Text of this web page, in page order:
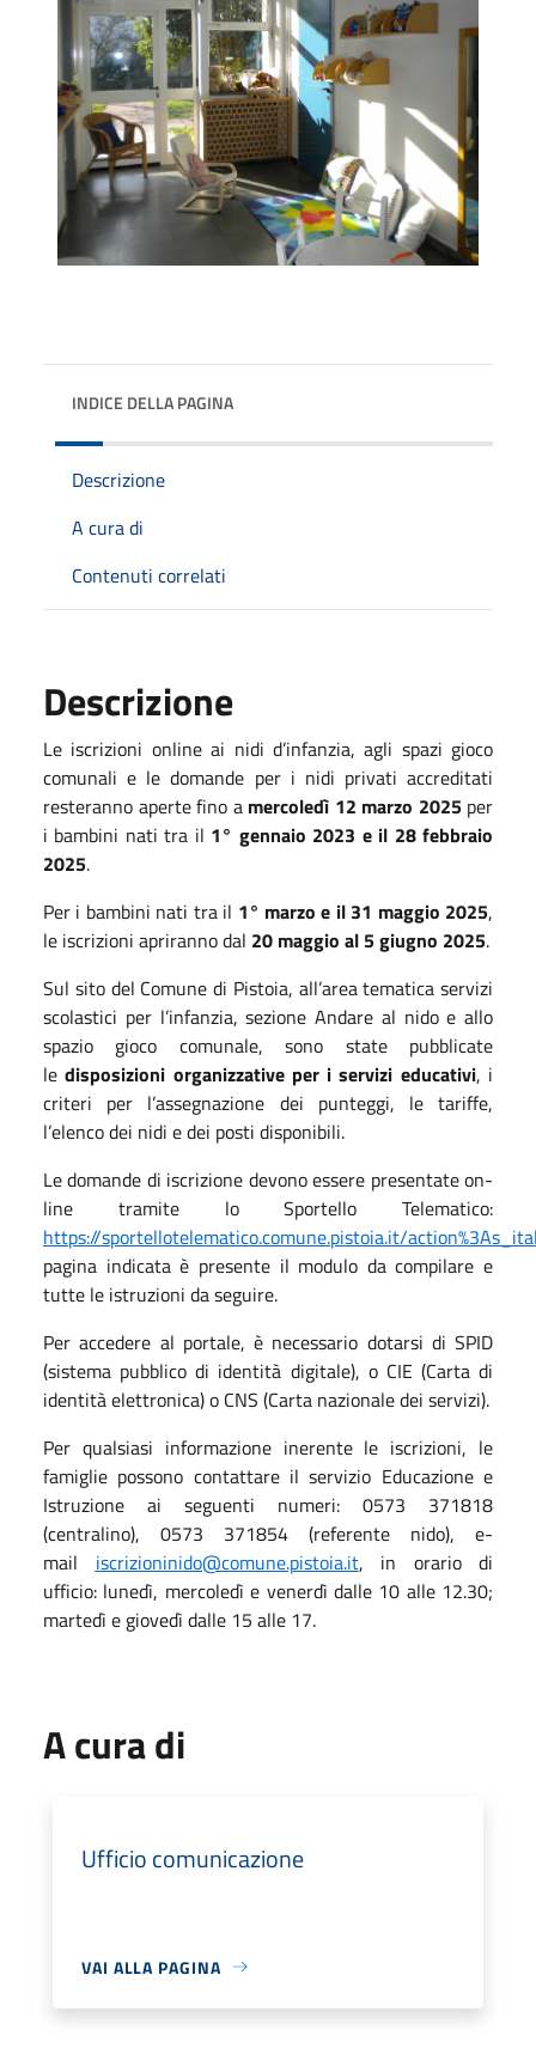
INDICE DELLA PAGINA
Descrizione
A cura di
Contenuti correlati
Descrizione
Le iscrizioni online ai nidi d’infanzia, agli spazi gioco
comunali e le domande per i nidi privati accreditati
resteranno aperte fino a mercoledì 12 marzo 2025per
i bambini nati tra il 1° gennaio 2023 e il 28 febbraio
2025.
Per i bambini nati tra il 1° marzo e il 31 maggio 2025,
le iscrizioni apriranno dal 20 maggio al 5 giugno 2025.
Sul sito del Comune di Pistoia, all’area tematica servizi
scolastici per l’infanzia, sezione Andare al nido e allo
spazio gioco comunale, sono state pubblicate
le disposizioni organizzative per i servizi educativi, i
criteri per l’assegnazione dei punteggi, le tariffe,
l’elenco dei nidi e dei posti disponibili.
Le domande di iscrizione devono essere presentate on-
line tramite lo Sportello Telematico:
https://sportellotelematico.comune.pistoia.it/
pagina indicataè presente il modulo da compilare e
tutte le istruzioni da seguire.
Per accedere al portale, è necessario dotarsi di SPID
(sistema pubblico di identità digitale), o CIE (Carta di
identità elettronica) o CNS (Carta nazionale dei servizi).
Per qualsiasi informazione inerente le iscrizioni, le
famiglie possono contattare il servizio Educazione e
Istruzione ai seguenti numeri: 0573 371818
(centralino), 0573 371854 (referente nido), e-
mail iscrizioninido@comune.pistoia.it, in orario di
ufficio: lunedì, mercoledì e venerdì dalle 10 alle 12.30;
martedì e giovedì dalle 15 alle 17.
A cura di
Ufficio comunicazione
VAI ALLA PAGINA